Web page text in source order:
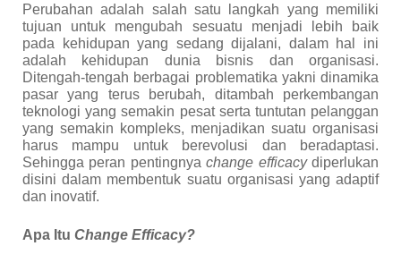
Perubahan adalah salah satu langkah yang memiliki
tujuan untuk mengubah sesuatu menjadi lebih baik
pada kehidupan yang sedang dijalani, dalam hal ini
adalah kehidupan dunia bisnis dan organisasi.
Ditengah-tengah berbagai problematika yakni dinamika
pasar yang terus berubah, ditambah perkembangan
teknologi yang semakin pesat serta tuntutan pelanggan
yang semakin kompleks, menjadikan suatu organisasi
harus mampu untuk berevolusi dan beradaptasi.
Sehingga peran pentingnyachange efficacydiperlukan
disini dalam membentuk suatu organisasi yang adaptif
dan inovatif.
Apa Itu Change Efficacy?